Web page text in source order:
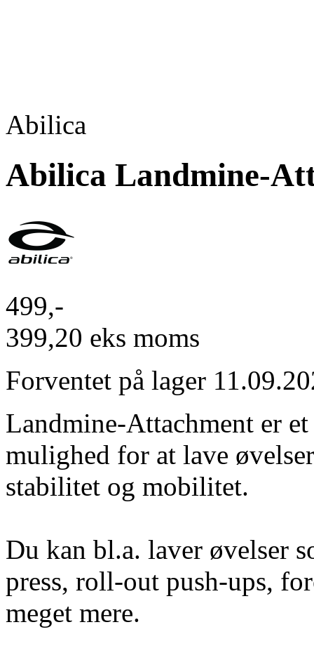
Abilica
Abilica Landmine-
499,-
399,20 eks moms
Forventet på lager
Landmine-Attachment er
mulighed for at lave
stabilitet og mobilitet.
Du kan bl.a. laver øvelser
press, roll-out push-ups,
meget mere.